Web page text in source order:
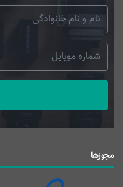
مجوزها